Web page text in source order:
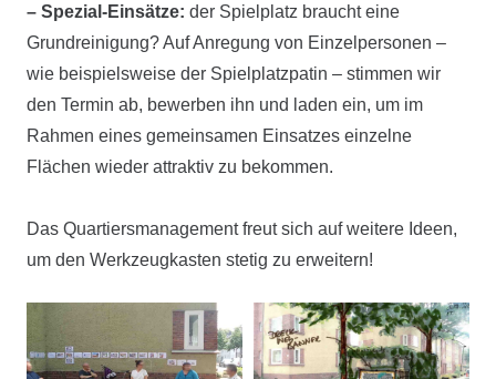
– Spezial-Einsätze: der Spielplatz braucht eine
Grundreinigung? Auf Anregung von Einzelpersonen –
wie beispielsweise der Spielplatzpatin – stimmen wir
den Termin ab, bewerben ihn und laden ein, um im
Rahmen eines gemeinsamen Einsatzes einzelne
Flächen wieder attraktiv zu bekommen.
Das Quartiersmanagement freut sich auf weitere Ideen,
um den Werkzeugkasten stetig zu erweitern!